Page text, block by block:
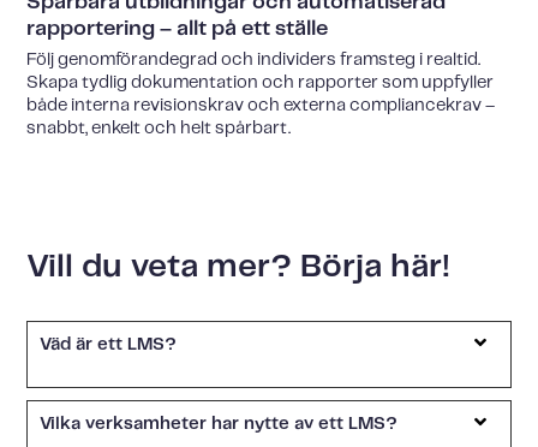
rapportering – allt på ett ställe
Följ genomförandegrad och individers framsteg i realtid.
Skapa tydlig dokumentation och rapporter som uppfyller
både interna revisionskrav och externa compliancekrav –
snabbt, enkelt och helt spårbart.
Vill du veta mer? Börja här!
Väd är ett LMS?
Vilka verksamheter har nytte av ett LMS?